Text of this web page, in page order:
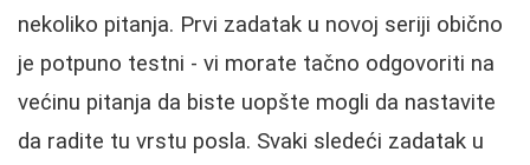
nekoliko pitanja. Prvi zadatak u novoj seriji obično
je potpuno testni - vi morate tačno odgovoriti na
većinu pitanja da biste uopšte mogli da nastavite
da radite tu vrstu posla. Svaki sledeći zadatak u